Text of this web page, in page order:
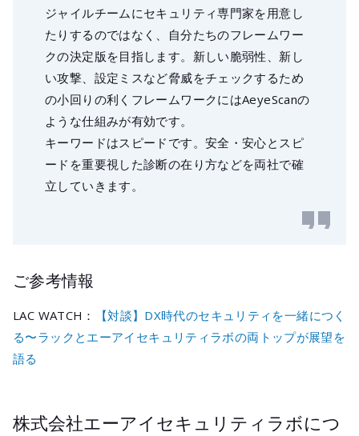
ジャイルチームにセキュリティ専門家を用意し
たりするのではなく、自分たちのフレームワー
クの決定版を目指します。新しい脆弱性、新し
い攻撃、設定ミスなど脅威をチェックするため
の小回りの利くフレームワークにはAeyeScanの
ような仕組みが有効です。
キーワードはスピードです。安全・安心とスピ
ードを重要視した診断の在り方などを両社で確
立していきます。
ご参考情報
LAC WATCH：
【対談】DX時代のセキュリティを一緒につく
る〜ラックとエーアイセキュリティラボの両トップが展望を
語る
株式会社エーアイセキュリティラボにつ